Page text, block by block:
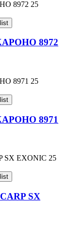
8972
8971
SX